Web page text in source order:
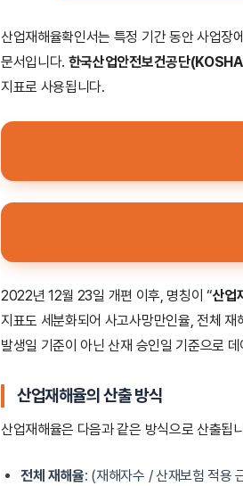
산업재해율확인서는 특정 기간 동안 사업장
문서입니다. 한국산업안전보건공단
지표로 사용됩니다.
2022년 12월 23일 개편 이후, 명칭이 “산업
지표도 세분화되어 사고사망만인율, 전체
발생일 기준이 아닌 산재 승인일 기준으로
산업재해율의 산출 방식
산업재해율은 다음과 같은 방식으로 산출됩
전체 재해율: (재해자수 / 산재보험 적용